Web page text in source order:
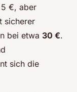
€, aber
sicherer
bei etwa 30 €.
sich die